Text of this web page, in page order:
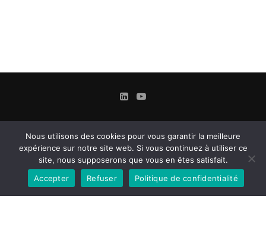
Contact
Mentions légales
Conditions Générales d’Utilisation et d’Abonnement
Nous utilisons des cookies pour vous garantir la meilleure
expérience sur notre site web. Si vous continuez à utiliser ce
site, nous supposerons que vous en êtes satisfait.
Accepter
Refuser Politique de confidentialité